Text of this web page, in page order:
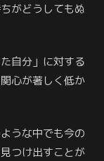
がどうしてもぬ
自分」に対する
心が著しく低か
うな中でも今の
つけ出すことが